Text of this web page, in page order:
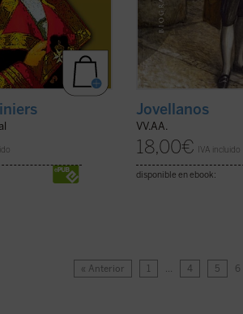
Jovellanos
VV.AA.
18,00€ IVA incluido
disponible en ebook:
« Anterior 1 … 4 5 6